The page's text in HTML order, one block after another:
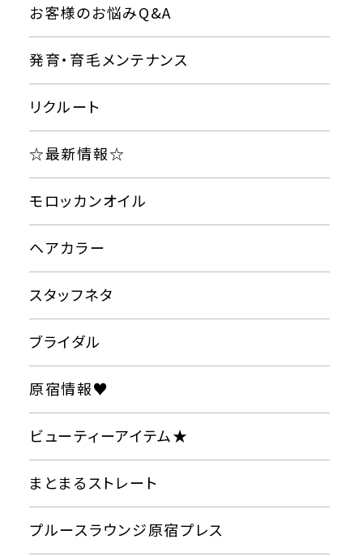
お客様のお悩みQ&A
発育・育毛メンテナンス
リクルート
☆最新情報☆
モロッカンオイル
ヘアカラー
スタッフネタ
ブライダル
原宿情報♥
ビューティーアイテム★
まとまるストレート
プルースラウンジ原宿プレス